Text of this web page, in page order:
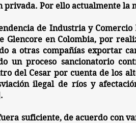
privada. Por ello actualmente la
de Industria y
Glencore en Colombia, por
a otras compañías exportar
un proceso sancionatorio
del Cesar por cuenta de los
ilegal de ríos y
suficiente, de acuerdo con